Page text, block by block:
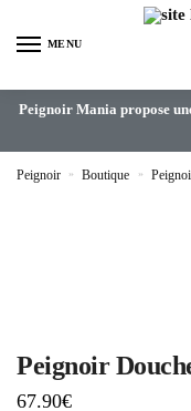
MENU
Peignoir Mania propose
Peignoir » Boutique »
Peignoir
67.90€